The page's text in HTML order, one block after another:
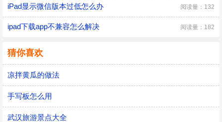
iPad显示微信版本过低怎么办 阅读量：132
ipad下载app不兼容怎么解决 阅读量：182
猜你喜欢
凉拌黄瓜的做法
手写板怎么用
武汉旅游景点大全